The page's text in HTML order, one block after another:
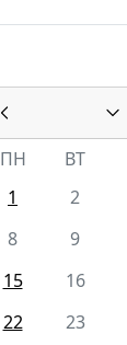
ПН
ВТ
1
2
8
9
15
16
22
23